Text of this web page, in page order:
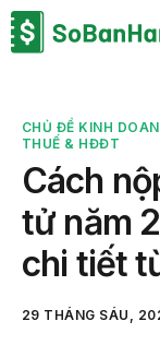
Sản phẩm
Bảng giá
Blog
Thông tin thuế
Về chúng tôi
CHỦ ĐỀ KINH
THUẾ & HĐĐT
Cách
tử năm
chi tiết
29 THÁNG SÁU,